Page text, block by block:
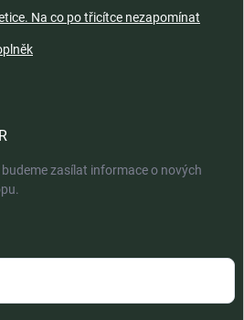
Na co po třicítce nezapomínat
zasílat informace o nových